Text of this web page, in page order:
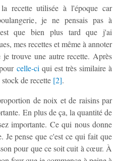
recette utilisée à l'époque car
je ne pensais pas à
que bien plus tard que j'ai
mes recettes et même à annoter
trouve une autre recette. Après
celle-ci qui est très similaire à
de recette [2].
de noix et de raisins par
En plus de ça, la quantité de
importante. Ce qui nous donne
Je pense que c'est ce qui fait que
pour que ce soit cuit à cœur. À